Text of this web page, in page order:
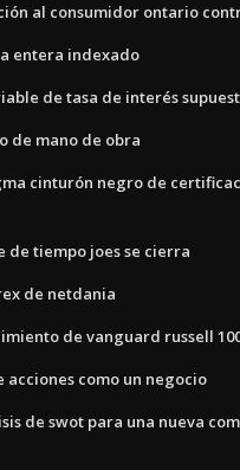
al consumidor ontario
entera indexado
de tasa de interés
de mano de obra
cinturón negro de
de tiempo joes se cierra
de netdania
de vanguard russell
acciones como un negocio
de swot para una nueva